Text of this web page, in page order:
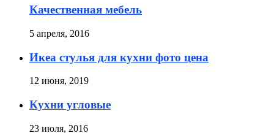
Качественная мебель
5 апреля, 2016
Икеа стулья для кухни фото цена
12 июня, 2019
Кухни угловые
23 июля, 2016